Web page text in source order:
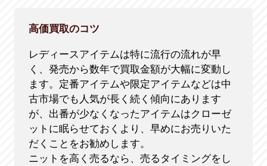
高価買取のコツ
レディースアイテムは特に流行の流れが早
く、発売から数年で買取金額が大幅に変動し
ます。定番アイテムや限定アイテムなどは中
古市場でも人気が長く続く傾向にあります
が、出番が少なくなったアイテムはクローゼ
ットに眠らせておくより、早めにお売りいた
だくことをお勧めします。
ニットを高く売るなら、売るタイミングをし